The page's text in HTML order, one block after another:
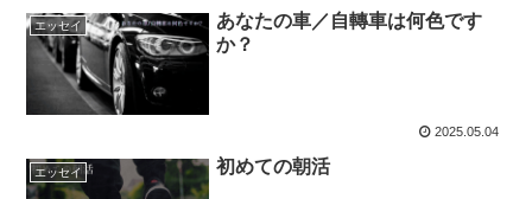
エッセイ
あなたの車／自轉車は何色です
か？
2025.05.04
エッセイ 初めての朝活